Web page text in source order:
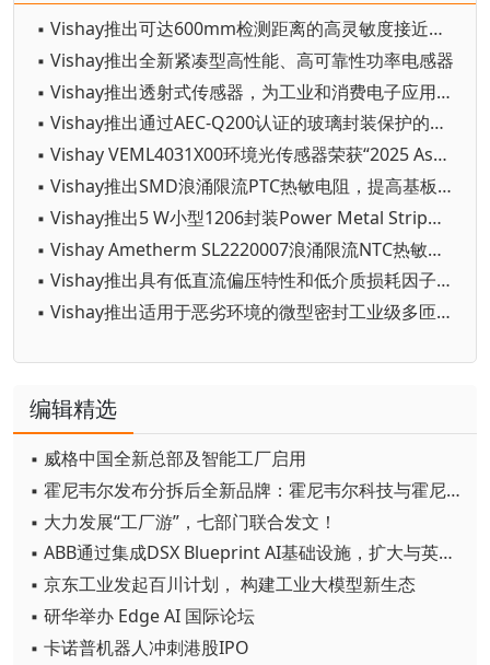
▪ Vishay推出可达600mm检测距离的高灵敏度接近传感器
▪ Vishay推出全新紧凑型高性能、高可靠性功率电感器
▪ Vishay推出透射式传感器，为工业和消费电子应用提供更大设计灵活性
▪ Vishay推出通过AEC-Q200认证的玻璃封装保护的新款NTC热敏电阻
▪ Vishay VEML4031X00环境光传感器荣获“2025 AspenCore全球电子成就奖”
▪ Vishay推出SMD浪涌限流PTC热敏电阻，提高基板效率并降低成本
▪ Vishay推出5 W小型1206封装Power Metal Strip® 电阻器
▪ Vishay Ametherm SL2220007浪涌限流NTC热敏电阻获得UL认证
▪ Vishay推出具有低直流偏压特性和低介质损耗因子（DF）的一类瓷介径向引线高压直插瓷片电容
▪ Vishay推出适用于恶劣环境的微型密封工业级多匝SMD金属陶瓷微调电位器
编辑精选
▪ 威格中国全新总部及智能工厂启用
▪ 霍尼韦尔发布分拆后全新品牌：霍尼韦尔科技与霍尼韦尔航空航天
▪ 大力发展“工厂游”，七部门联合发文！
▪ ABB通过集成DSX Blueprint AI基础设施，扩大与英伟达的合作
▪ 京东工业发起百川计划， 构建工业大模型新生态
▪ 研华举办 Edge AI 国际论坛
▪ 卡诺普机器人冲刺港股IPO